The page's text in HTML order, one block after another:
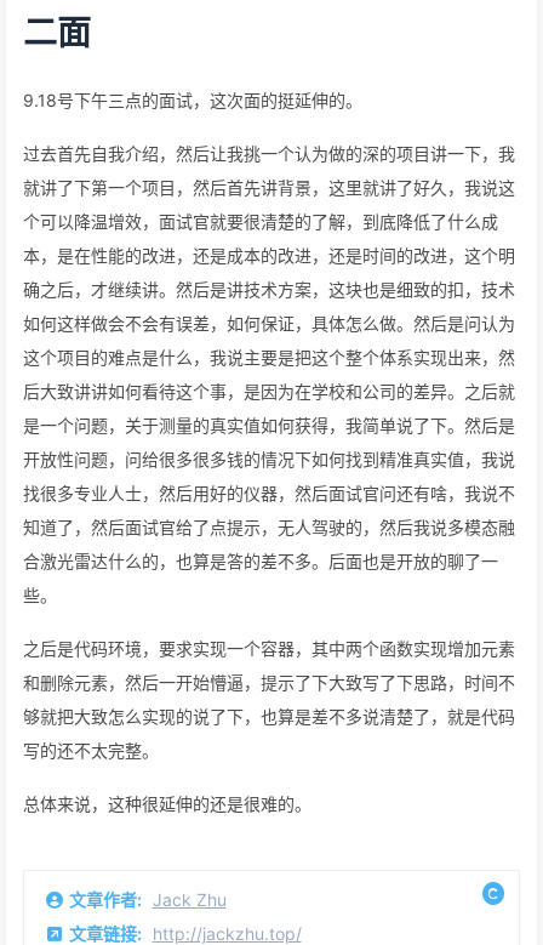
二面
9.18号下午三点的面试，这次面的挺延伸的。
过去首先自我介绍，然后让我挑一个认为做的深的项目讲一下，我
就讲了下第一个项目，然后首先讲背景，这里就讲了好久，我说这
个可以降温增效，面试官就要很清楚的了解，到底降低了什么成
本，是在性能的改进，还是成本的改进，还是时间的改进，这个明
确之后，才继续讲。然后是讲技术方案，这块也是细致的扣，技术
如何这样做会不会有误差，如何保证，具体怎么做。然后是问认为
这个项目的难点是什么，我说主要是把这个整个体系实现出来，然
后大致讲讲如何看待这个事，是因为在学校和公司的差异。之后就
是一个问题，关于测量的真实值如何获得，我简单说了下。然后是
开放性问题，问给很多很多钱的情况下如何找到精准真实值，我说
找很多专业人士，然后用好的仪器，然后面试官问还有啥，我说不
知道了，然后面试官给了点提示，无人驾驶的，然后我说多模态融
合激光雷达什么的，也算是答的差不多。后面也是开放的聊了一
些。
之后是代码环境，要求实现一个容器，其中两个函数实现增加元素
和删除元素，然后一开始懵逼，提示了下大致写了下思路，时间不
够就把大致怎么实现的说了下，也算是差不多说清楚了，就是代码
写的还不太完整。
总体来说，这种很延伸的还是很难的。
文章作者: Jack Zhu
文章链接: http://jackzhu.top/